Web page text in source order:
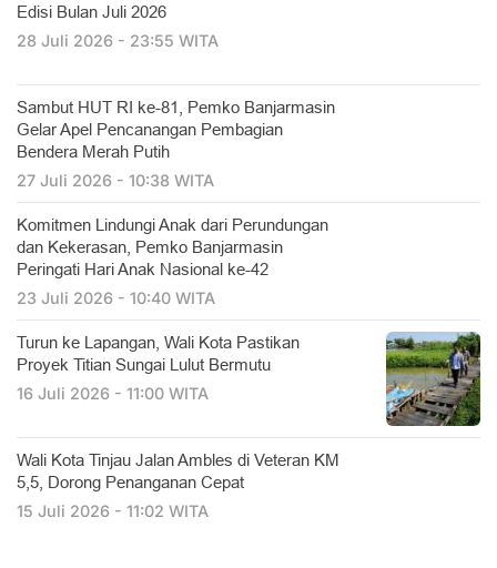
Edisi Bulan Juli 2026
28 Juli 2026 - 23:55 WITA
Sambut HUT RI ke-81, Pemko Banjarmasin
Gelar Apel Pencanangan Pembagian
Bendera Merah Putih
27 Juli 2026 - 10:38 WITA
Komitmen Lindungi Anak dari Perundungan
dan Kekerasan, Pemko Banjarmasin
Peringati Hari Anak Nasional ke-42
23 Juli 2026 - 10:40 WITA
Turun ke Lapangan, Wali Kota Pastikan
Proyek Titian Sungai Lulut Bermutu
16 Juli 2026 - 11:00 WITA
​Wali Kota Tinjau Jalan Ambles di Veteran KM
5,5, Dorong Penanganan Cepat
15 Juli 2026 - 11:02 WITA